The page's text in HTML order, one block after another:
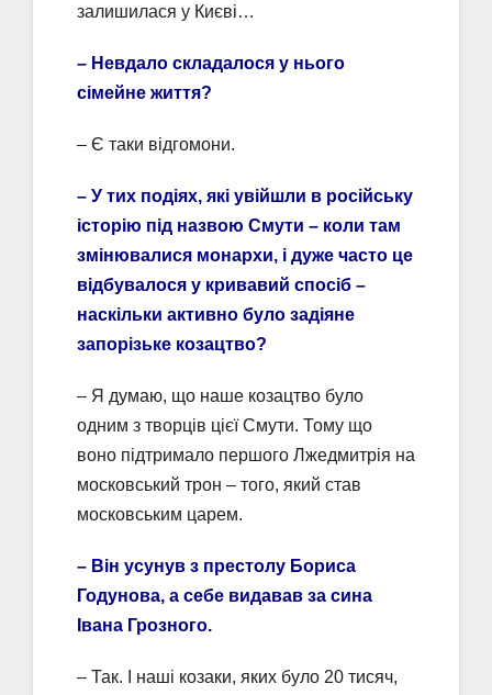
залишилася у Києві…
– Невдало складалося у нього
сімейне життя?
– Є таки відгомони.
– У тих подіях, які увійшли в російську
історію під назвою Смути – коли там
змінювалися монархи, і дуже часто це
відбувалося у кривавий спосіб –
наскільки активно було задіяне
запорізьке козацтво?
– Я думаю, що наше козацтво було
одним з творців цієї Смути. Тому що
воно підтримало першого Лжедмитрія на
московський трон – того, який став
московським царем.
– Він усунув з престолу Бориса
Годунова, а себе видавав за сина
Івана Грозного.
– Так. І наші козаки, яких було 20 тисяч,